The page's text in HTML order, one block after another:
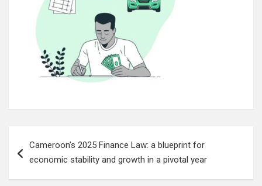
de
Cameroon’s 2025 Finance Law: a blueprint for
economic stability and growth in a pivotal year